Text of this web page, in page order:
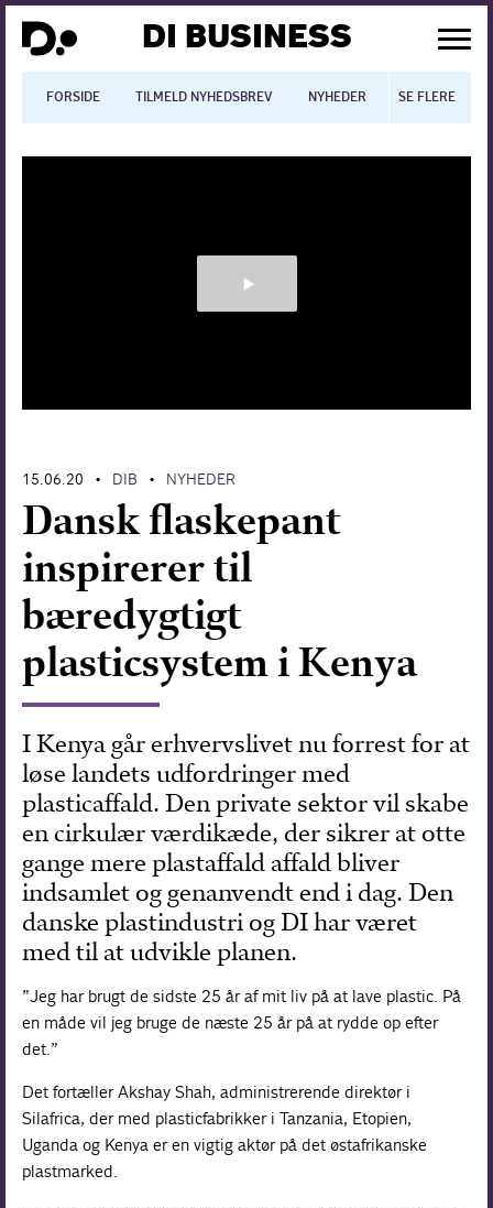
DI BUSINESS
FORSIDE TILMELD NYHEDSBREV NYHEDER BLOGS
SE FLERE
Europapolitik
Forskning
15.06.20 • DIB • NYHEDER
Dansk flaskepant
inspirerer til
bæredygtigt
plasticsystem i Kenya
I Kenya går erhvervslivet nu forrest for at
løse landets udfordringer med
plasticaffald. Den private sektor vil skabe
en cirkulær værdikæde, der sikrer at otte
gange mere plastaffald affald bliver
indsamlet og genanvendt end i dag. Den
danske plastindustri og DI har været
med til at udvikle planen.
”Jeg har brugt de sidste 25 år af mit liv på at lave plastic. På
en måde vil jeg bruge de næste 25 år på at rydde op efter
det.”
Det fortæller Akshay Shah, administrerende direktør i
Silafrica, der med plasticfabrikker i Tanzania, Etopien,
Uganda og Kenya er en vigtig aktør på det østafrikanske
plastmarked.